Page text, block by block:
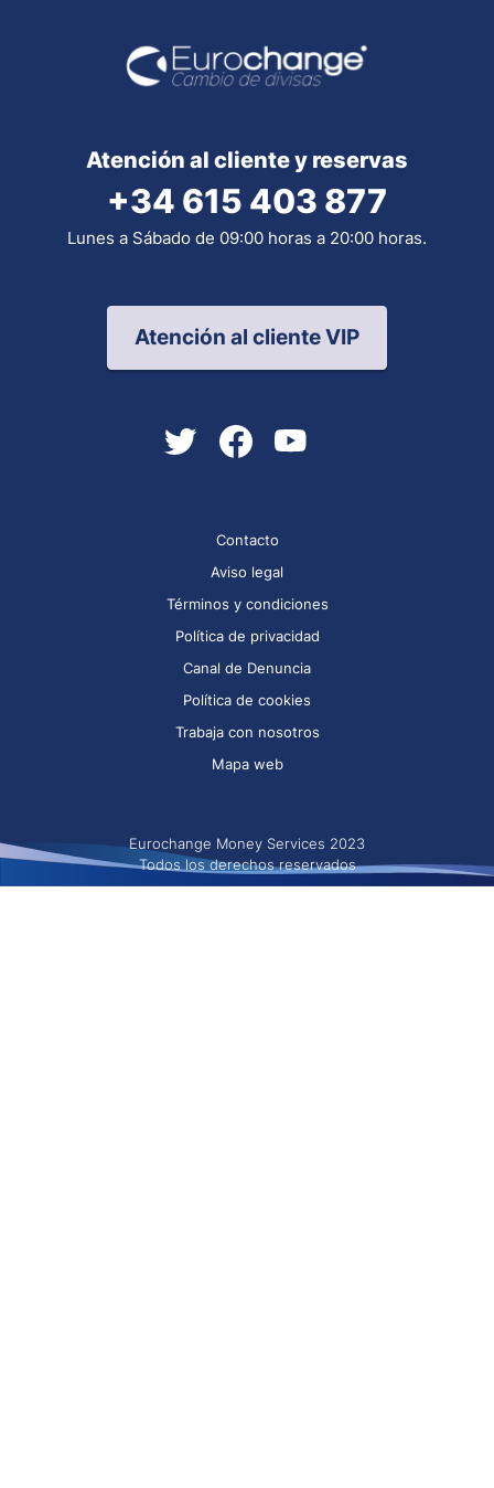
Atención al cliente y reservas
+34 615 403 877
Lunes a Sábado de 09:00 horas a 20:00 horas.
Atención al cliente VIP
Contacto
Aviso legal
Términos y condiciones
Política de privacidad
Canal de Denuncia
Política de cookies
Trabaja con nosotros
Mapa web
Eurochange Money Services 2023
Todos los derechos reservados